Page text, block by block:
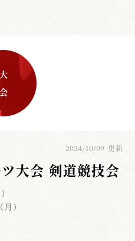
2024/10/09 更新
大会 剣道競技会
）